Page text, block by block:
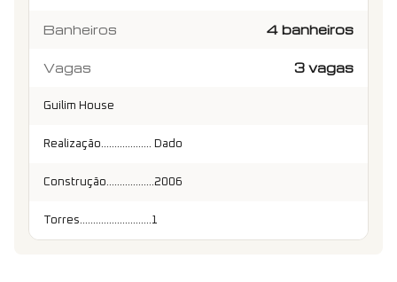
Banheiros 4 banheiros
Vagas 3 vagas
Guilim House
Realização................... Dado
Construção..................2006
Torres...........................1